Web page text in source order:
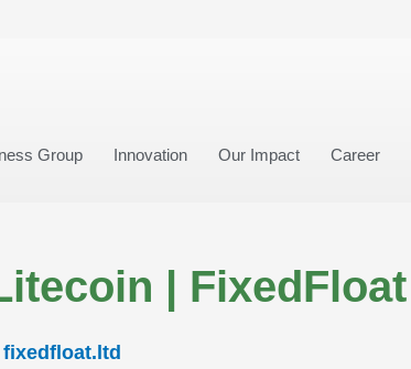
Group Innovation Our Impact Career
| FixedFloat
fixedfloat.ltd